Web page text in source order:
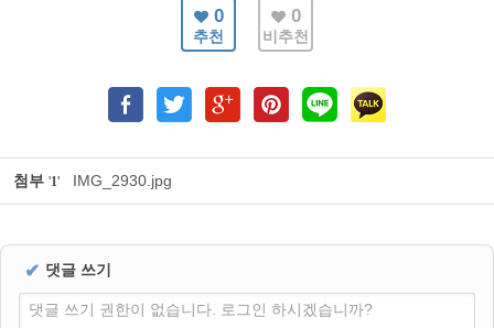
0
추천
0
비추천
첨부 '1' IMG_2930.jpg
✔ 댓글 쓰기
댓글 쓰기 권한이 없습니다. 로그인 하시겠습니까?